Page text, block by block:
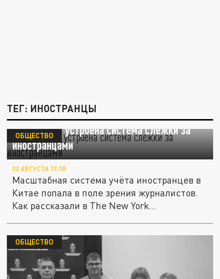
ТЕГ: ИНОСТРАНЦЫ
Как в Китае устроена система слежки за
иностранцами
ОБЩЕСТВО
02 АВГУСТА 17:18
Масштабная система учёта иностранцев в
Китае попала в поле зрения журналистов.
Как рассказали в The New York...
ОБЩЕСТВО